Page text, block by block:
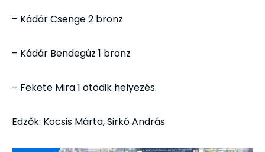
– Kádár Csenge 2 bronz
– Kádár Bendegúz 1 bronz
– Fekete Mira 1 ötödik helyezés.
Edzők: Kocsis Márta, Sirkó András